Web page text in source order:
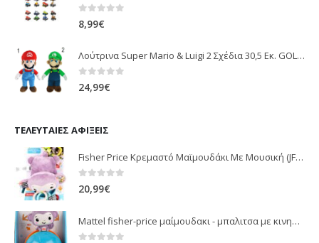
8,99€
Λούτρινα Super Mario & Luigi 2 Σχέδια 30,5 Εκ. GOL13769
0 out of 5
24,99€
ΤΕΛΕΥΤΑΊΕΣ ΑΦΊΞΕΙΣ
Fisher Price Κρεμαστό Μαϊμουδάκι Με Μουσική (JFF02)
0 out of 5
20,99€
Mattel fisher-price μαίμουδακι - μπαλιτσα με κινηση JLB95